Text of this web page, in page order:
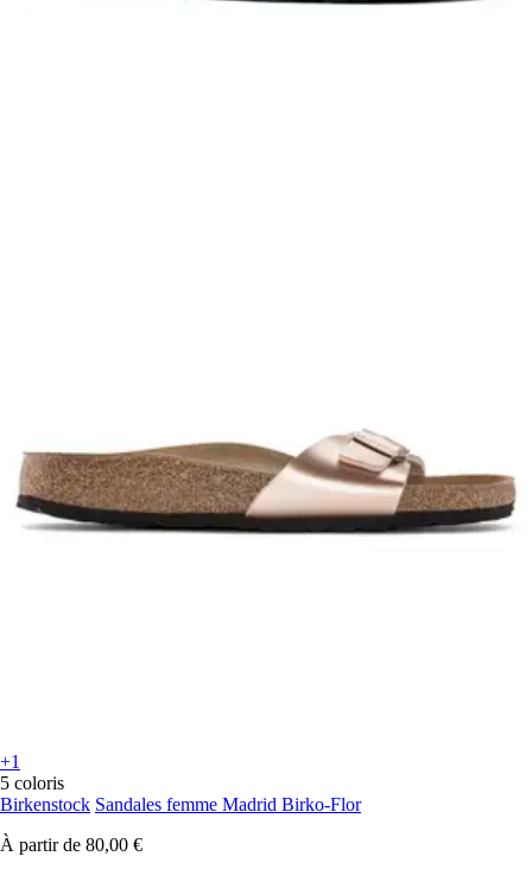
+1
5 coloris
Birkenstock Sandales femme Madrid Birko-Flor
À partir de 80,00 €